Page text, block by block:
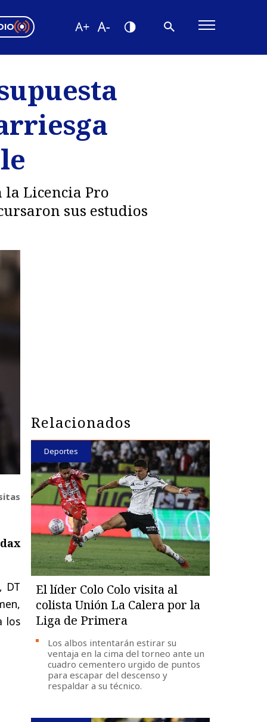
Licencia Pro
sus estudios
, DT
los
Relacionados
Deportes
El líder Colo Colo visita al
colista Unión La Calera por la
Liga de Primera
Los albos intentarán estirar su
ventaja en la cima del torneo ante un
cuadro cementero urgido de puntos
para escapar del descenso y
respaldar a su técnico.